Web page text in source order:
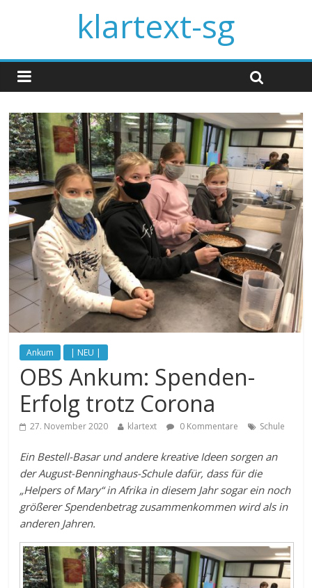
klartext-sg
Ankum | NEU |
OBS Ankum: Spenden-
Erfolg trotz Corona
27. November 2020 klartext 0 Kommentare Schule
Ein Bestell-Basar und andere kreative Ideen sorgen an
der August-Benninghaus-Schule dafür, dass für die
„Helpers of Mary“ in Afrika in diesem Jahr sogar ein noch
größerer Spendenbetrag zusammenkommen wird als in
anderen Jahren.